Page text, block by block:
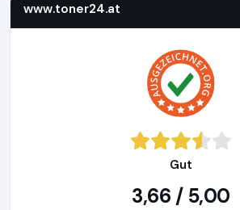
www.toner24.at
Gut
3,66 / 5,00